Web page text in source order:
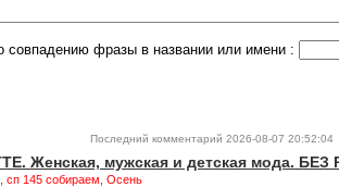
совпадению фразы в названии или имени :
Последний комментарий 2026-08-07 20:52:04
Женская, мужская и детская мода.
сп 145 собираем, Осень